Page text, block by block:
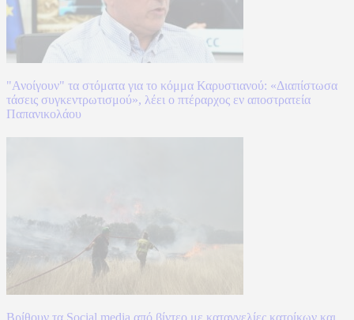
"Ανοίγουν" τα στόματα για το κόμμα Καρυστιανού: «Διαπίστωσα
τάσεις συγκεντρωτισμού», λέει ο πτέραρχος εν αποστρατεία
Παπανικολάου